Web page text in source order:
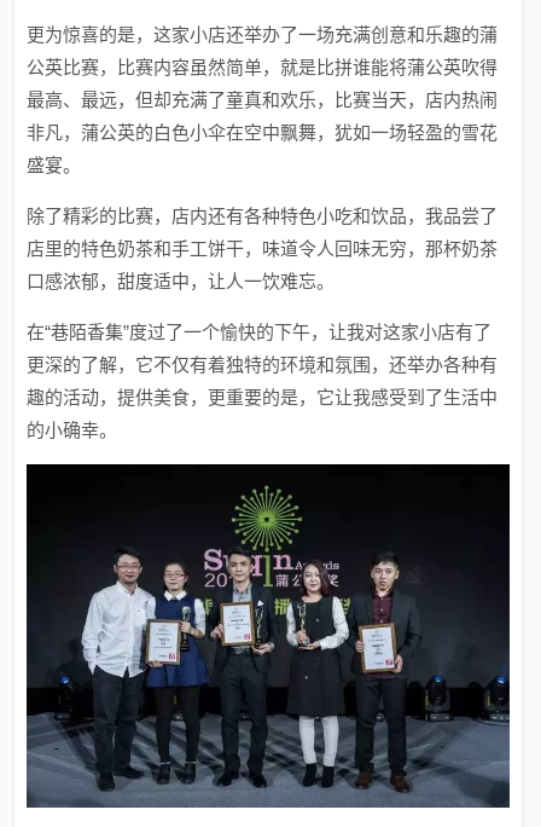
更为惊喜的是，这家小店还举办了一场充满创意和乐趣的蒲
公英比赛，比赛内容虽然简单，就是比拼谁能将蒲公英吹得
最高、最远，但却充满了童真和欢乐，比赛当天，店内热闹
非凡，蒲公英的白色小伞在空中飘舞，犹如一场轻盈的雪花
盛宴。
除了精彩的比赛，店内还有各种特色小吃和饮品，我品尝了
店里的特色奶茶和手工饼干，味道令人回味无穷，那杯奶茶
口感浓郁，甜度适中，让人一饮难忘。
在“巷陌香集”度过了一个愉快的下午，让我对这家小店有了
更深的了解，它不仅有着独特的环境和氛围，还举办各种有
趣的活动，提供美食，更重要的是，它让我感受到了生活中
的小确幸。